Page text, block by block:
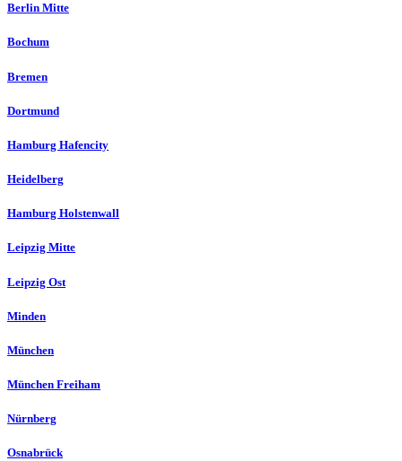
Berlin Mitte
Bochum
Bremen
Dortmund
Hamburg Hafencity
Heidelberg
Hamburg Holstenwall
Leipzig Mitte
Leipzig Ost
Minden
München
München Freiham
Nürnberg
Osnabrück